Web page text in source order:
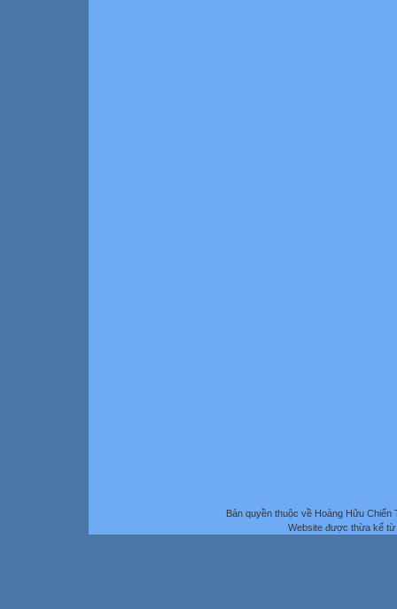
Bản quyền thuộc về Hoàng Hữu
Website được thừa kế từ